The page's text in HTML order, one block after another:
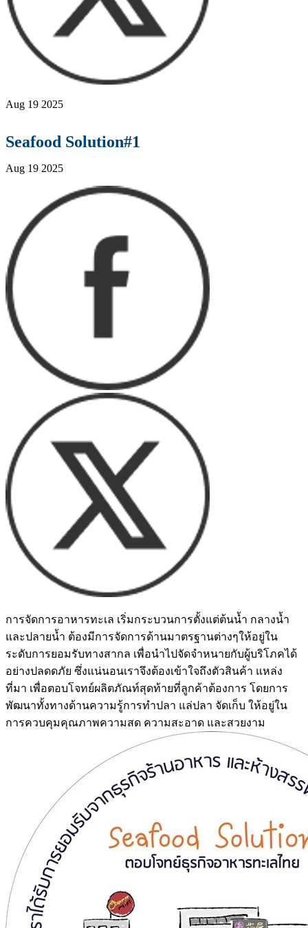
Aug 19 2025
Seafood Solution#1
Aug 19 2025
การจัดการอาหารทะเล เริ่มกระบวนการตั้งแต่ต้นน้ำ กลางน้ำ
และปลายน้ำ ต้องมีการจัดการด้านมาตรฐานต่างๆให้อยู่ใน
ระดับการยอมรับทางสากล เพื่อนำไปจัดจำหนายกับผู้บริโภคได้
อย่างปลดดภัย ซึ่งแน่นอนเราจึงต้องเข้าใจถึงตัวสินค้า แหล่ง
ที่มา เพื่อตอบโจทย์ผลิตภัณท์สุดท้ายที่ลูกค้าต้องการ โดยการ
พัฒนาทั้งทางด้านความรู้การทำปลา แล่ปลา จัดเก็บ ให้อยู่ใน
การควบคุมคุณภาพความสด ความสะอาด และสวยงาม